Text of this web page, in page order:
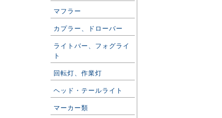
マフラー
カプラー、ドローバー
ライトバー、フォグライ
ト
回転灯、作業灯
ヘッド・テールライト
マーカー類